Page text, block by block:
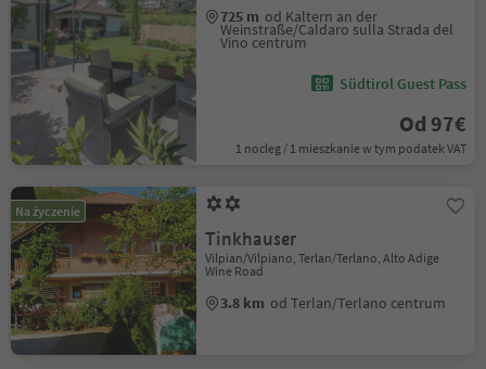
725 m od Kaltern an der
Weinstraße/Caldaro sulla Strada del
Vino centrum
Südtirol Guest Pass
Od 97€
1 nocleg / 1 mieszkanie w tym podatek VAT
Na życzenie
Tinkhauser
Vilpian/Vilpiano, Terlan/Terlano, Alto Adige
Wine Road
3.8 km od Terlan/Terlano centrum